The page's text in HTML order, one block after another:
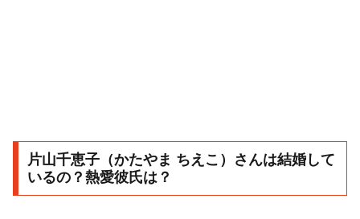
片山千恵子（かたやま ちえこ）さんは結婚して
いるの？熱愛彼氏は？